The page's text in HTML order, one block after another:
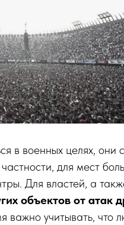
в военных целях, они
для мест
Для властей, а
объектов от атак
важно учитывать, что